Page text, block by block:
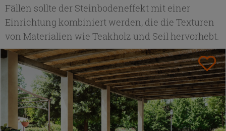
Fällen sollte der Steinbodeneffekt mit einer
Einrichtung kombiniert werden, die die Texturen
von Materialien wie Teakholz und Seil hervorhebt.